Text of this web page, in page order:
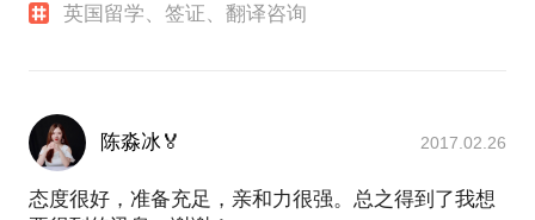
英国留学、签证、翻译咨询
陈淼冰🏅 2017.02.26
态度很好，准备充足，亲和力很强。总之得到了我想